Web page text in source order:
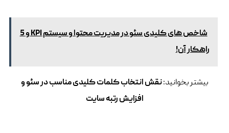
شاخص‌ های کلیدی سئو در مدیریت محتوا و سیستم KPI و 5
راهکار آن!
بیشتر بخوانید:نقش انتخاب کلمات کلیدی مناسب در سئو و
افزایش رتبه سایت